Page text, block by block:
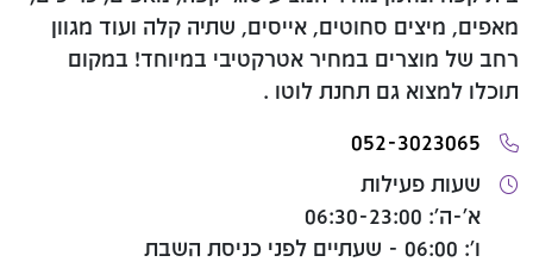
מאפים, מיצים סחוטים, אייסים, שתיה קלה ועוד מגוון
רחב של מוצרים במחיר אטרקטיבי במיוחד! במקום
תוכלו למצוא גם תחנת לוטו .
052-3023065
שעות פעילות
א'-ה': 06:30-23:00
ו': 06:00 - שעתיים לפני כניסת השבת